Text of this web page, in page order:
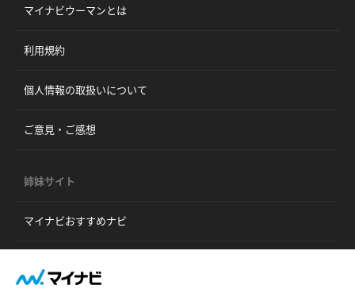
マイナビウーマンとは
利用規約
個人情報の取扱いについて
ご意見・ご感想
姉妹サイト
マイナビおすすめナビ